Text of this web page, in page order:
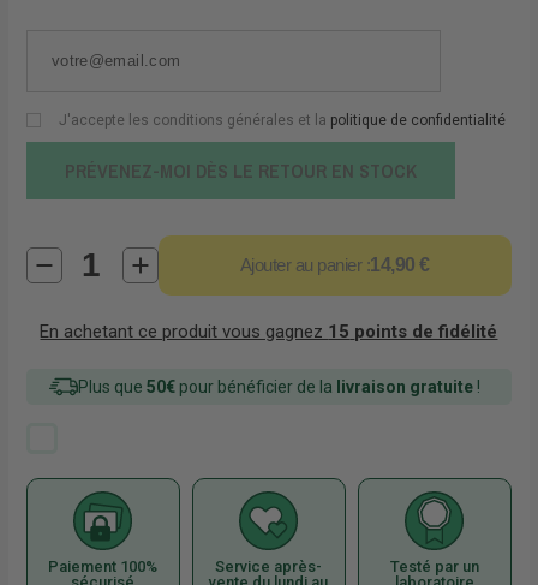
J'accepte les conditions générales et la politique de confidentialité
PRÉVENEZ-MOI DÈS LE RETOUR EN STOCK
Ajouter au panier :14,90 €
En achetant ce produit vous gagnez 15 points de fidélité
Plus que 50€pour bénéficier de la livraison gratuite!
Paiement 100%
Service après-
Testé par un